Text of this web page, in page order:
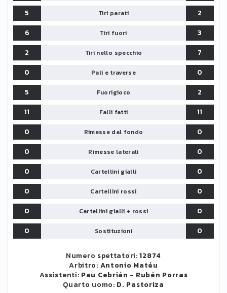
5 Tiri parati
2
6
Tiri fuori
3
2
Tiri nello specchio
7
0
Pali e traverse
0
5
Fuorigioco
2
11
Falli fatti
11
0
Rimesse dal fondo
0
0
Rimesse laterali
0
0
Cartellini gialli
0
0
Cartellini rossi
0
0
Cartellini gialli + rossi
0
0
Sostituzioni 0
Numero spettatori:12874
Arbitro: Antonio Matéu
Assistenti: Pau Cebrián - Rubén Porras
Quarto uomo: D. Pastoriza